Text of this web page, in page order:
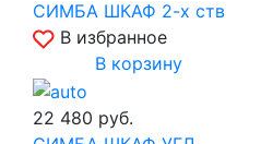
СИМБА ШКАФ 2-х ств
В избранное
В корзину
22 480 руб.